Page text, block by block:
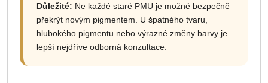
Důležité: Ne každé staré PMU je možné bezpečně
překrýt novým pigmentem. U špatného tvaru,
hlubokého pigmentu nebo výrazné změny barvy je
lepší nejdříve odborná konzultace.